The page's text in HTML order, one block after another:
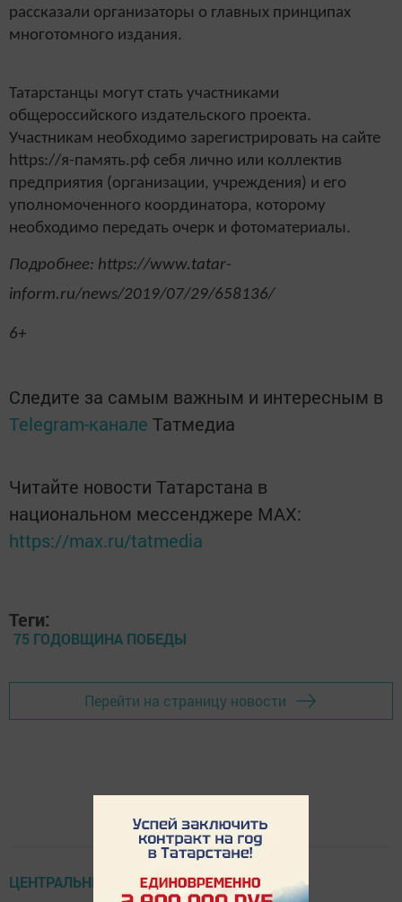
рассказали организаторы о главных принципах
многотомного издания.
Татарстанцы могут стать участниками
общероссийского издательского проекта.
Участникам необходимо зарегистрировать на сайте
https://я-память.рф себя лично или коллектив
предприятия (организации, учреждения) и его
уполномоченного координатора, которому
необходимо передать очерк и фотоматериалы.
Подробнее: https://www.tatar-
inform.ru/news/2019/07/29/658136/
6+
Следите за самым важным и интересным в
Telegram-канале Татмедиа
Читайте новости Татарстана в
национальном мессенджере MАХ:
https://max.ru/tatmedia
Теги:
75 ГОДОВЩИНА ПОБЕДЫ
Перейти на страницу новости
ЦЕНТРАЛЬНЫЕ НОВОСТИ